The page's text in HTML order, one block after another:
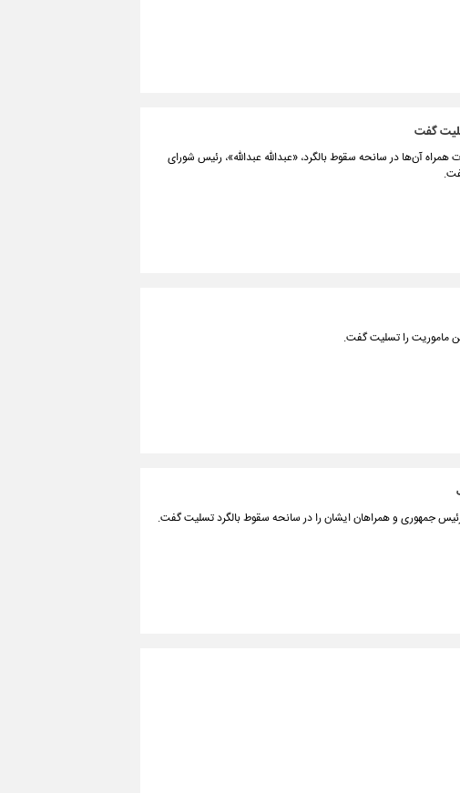
گفت
آن‌ها در سانحه سقوط بالگرد، «عبدالله عبدالله»، رئیس شورای
ماموریت را تسلیت گفت.
جمهوری و همراهان ایشان را در سانحه سقوط بالگرد تسلیت گفت.